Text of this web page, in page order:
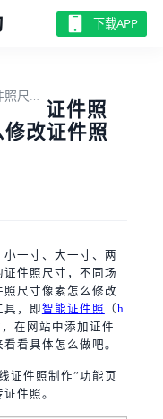
下载APP
证件照
改证件照
一寸、大一寸、两
件照尺寸，不同场
尺寸像素怎么修改
具，即智能证件照 （h
在网站中添加证件
看具体怎么做吧。
证件照制作”功能页
件照。